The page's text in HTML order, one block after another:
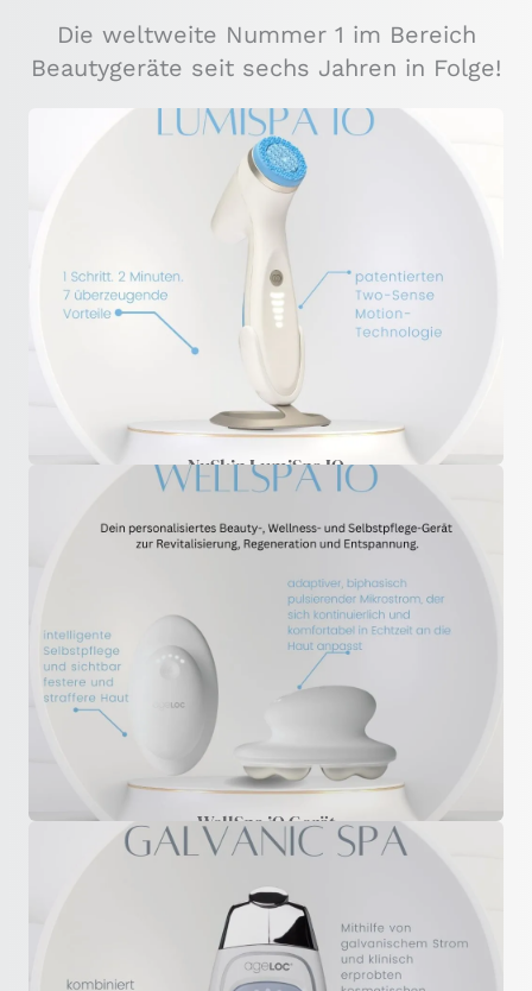
Die weltweite Nummer 1 im Bereich
Beautygeräte seit sechs Jahren in Folge!
NuSkin LumiSpa IO
WellSpa iO Gerät